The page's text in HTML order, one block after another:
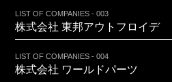
LIST OF COMPANIES - 003
株式会社 東邦アウトフロイデ
LIST OF COMPANIES - 004
株式会社 ワールドパーツ